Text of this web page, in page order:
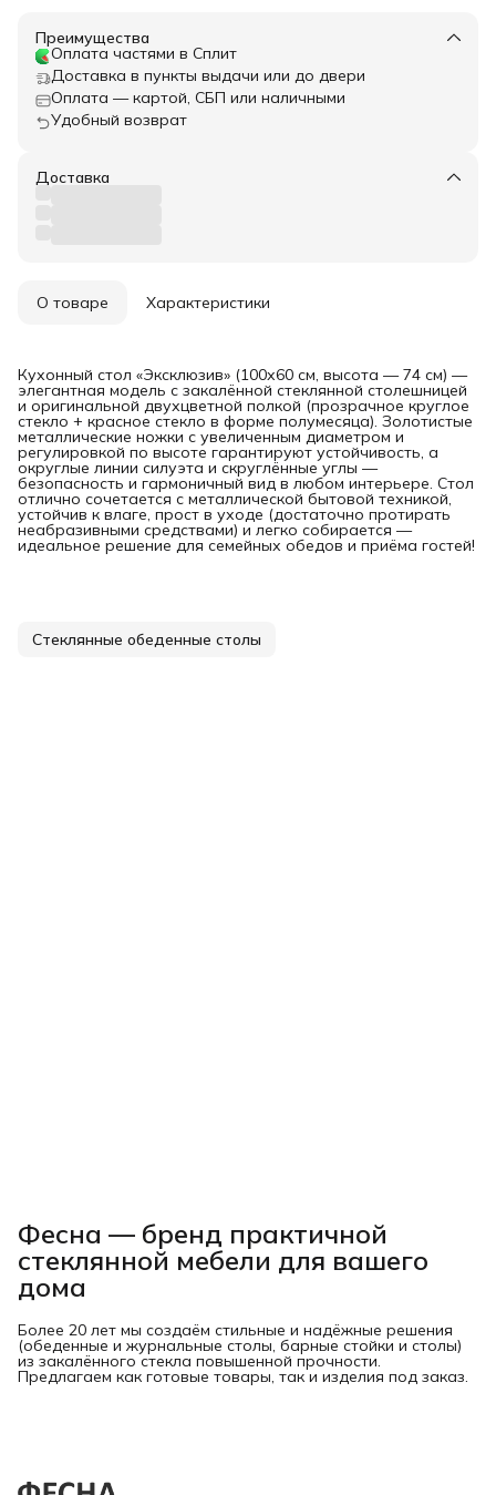
Преимущества
Оплата частями в Сплит
Доставка в пункты выдачи или до двери
Оплата — картой, СБП или наличными
Удобный возврат
Доставка
О товаре Характеристики
Кухонный стол «Эксклюзив» (100х60 см, высота — 74 см) —
элегантная модель с закалённой стеклянной столешницей
и оригинальной двухцветной полкой (прозрачное круглое
стекло + красное стекло в форме полумесяца). Золотистые
металлические ножки с увеличенным диаметром и
регулировкой по высоте гарантируют устойчивость, а
округлые линии силуэта и скруглённые углы —
безопасность и гармоничный вид в любом интерьере. Стол
отлично сочетается с металлической бытовой техникой,
устойчив к влаге, прост в уходе (достаточно протирать
неабразивными средствами) и легко собирается —
идеальное решение для семейных обедов и приёма гостей!
Стеклянные обеденные столы
Фесна — бренд практичной
стеклянной мебели для вашего
дома
Более 20 лет мы создаём стильные и надёжные решения
(обеденные и журнальные столы, барные стойки и столы)
из закалённого стекла повышенной прочности.
Предлагаем как готовые товары, так и изделия под заказ.